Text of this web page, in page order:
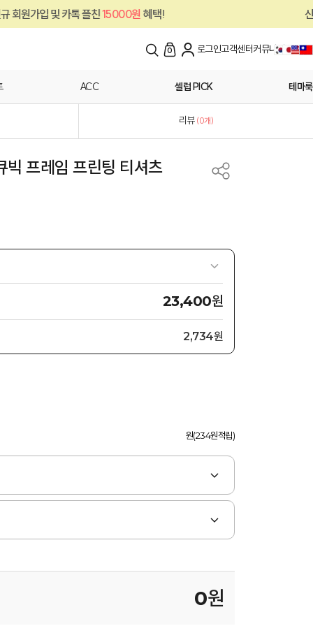
원혜택! 신규 회원가입 및 카톡 플친
0 로그인고객센터커뮤니티
ACC 셀럽 PICK 테마룩
리뷰 (0개)
빅 프레임 프린팅 티셔츠
23,400원
2,734원
원(234원적립)
0원